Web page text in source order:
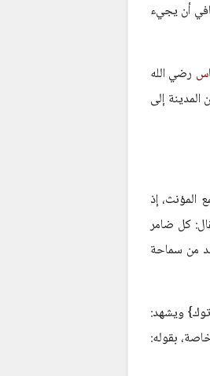
أن يجيء
رضي الله
إلى
إذ
كل ضامر
من سماحة
ويشهد:
بقوله: